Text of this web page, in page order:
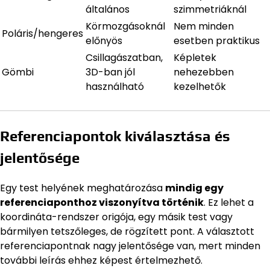
általános
szimmetriáknál
Poláris/hengeres
Körmozgásoknál
előnyös
Nem minden
esetben praktikus
Gömbi
Csillagászatban,
3D-ban jól
használható
Képletek
nehezebben
kezelhetők
Referenciapontok kiválasztása és
jelentősége
Egy test helyének meghatározása mindig egy
referenciaponthoz viszonyítva történik. Ez lehet a
koordináta-rendszer origója, egy másik test vagy
bármilyen tetszőleges, de rögzített pont. A választott
referenciapontnak nagy jelentősége van, mert minden
további leírás ehhez képest értelmezhető.